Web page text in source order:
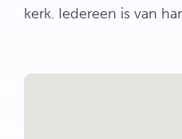
kerk. Iedereen is van